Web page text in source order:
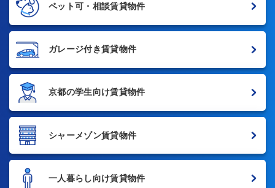
ペット可・相談賃貸物件
ガレージ付き賃貸物件
京都の学生向け賃貸物件
シャーメゾン賃貸物件
一人暮らし向け賃貸物件